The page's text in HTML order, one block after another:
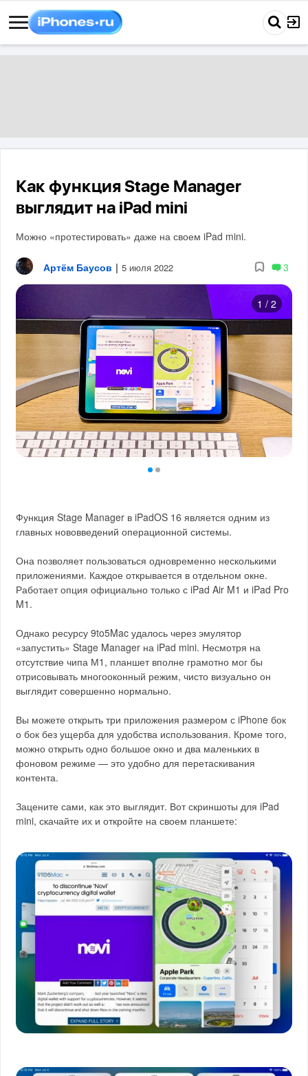
Как функция Stage Manager
выглядит на iPad mini
Можно «протестировать» даже на своем iPad mini.
Артём Баусов | 5 июля 2022 3
1 / 2
Функция Stage Manager в iPadOS 16 является одним из
главных нововведений операционной системы.
Она позволяет пользоваться одновременно несколькими
приложениями. Каждое открывается в отдельном окне.
Работает опция официально только с iPad Air M1 и iPad Pro
M1.
Однако ресурсу 9to5Mac удалось через эмулятор
«запустить» Stage Manager на iPad mini. Несмотря на
отсутствие чипа М1, планшет вполне грамотно мог бы
отрисовывать многооконный режим, чисто визуально он
выглядит совершенно нормально.
Вы можете открыть три приложения размером с iPhone бок
о бок без ущерба для удобства использования. Кроме того,
можно открыть одно большое окно и два маленьких в
фоновом режиме — это удобно для перетаскивания
контента.
Зацените сами, как это выглядит. Вот скриншоты для iPad
mini, скачайте их и откройте на своем планшете: